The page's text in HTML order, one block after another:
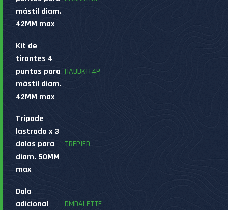
mástil diam.
42MM max
Kit de
tirantes 4
puntos para
mástil diam.
42MM max
HAUBKIT4P
Trípode
lastrado x 3
dalas para
diam. 50MM
max
TREPIED
Dala
adicional
DMDALETTE